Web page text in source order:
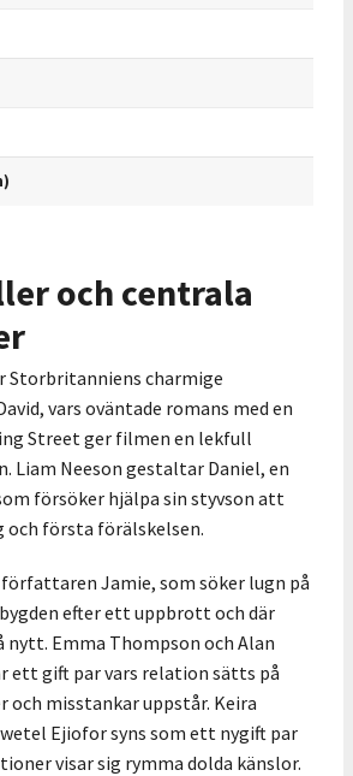
och centrala
Storbritanniens charmige
vars oväntade romans med en
Street ger filmen en lekfull
Liam Neeson gestaltar Daniel, en
försöker hjälpa sin styvson att
och första förälskelsen.
Jamie, som söker lugn på
efter ett uppbrott och där
nytt. Emma Thompson och Alan
ett gift par vars relation sätts på
och misstankar uppstår. Keira
Ejiofor syns som ett nygift par
visar sig rymma dolda känslor.